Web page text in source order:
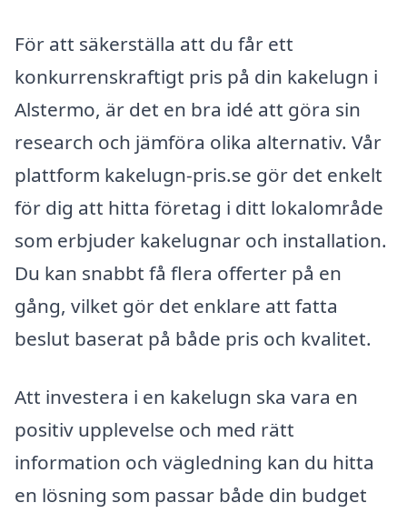
För att säkerställa att du får ett
konkurrenskraftigt pris på din kakelugn i
Alstermo, är det en bra idé att göra sin
research och jämföra olika alternativ. Vår
plattform kakelugn-pris.se gör det enkelt
för dig att hitta företag i ditt lokalområde
som erbjuder kakelugnar och installation.
Du kan snabbt få flera offerter på en
gång, vilket gör det enklare att fatta
beslut baserat på både pris och kvalitet.
Att investera i en kakelugn ska vara en
positiv upplevelse och med rätt
information och vägledning kan du hitta
en lösning som passar både din budget